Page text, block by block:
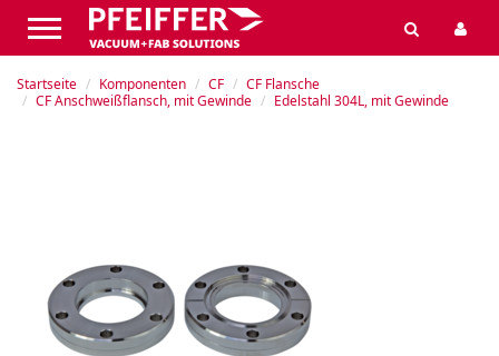
Startseite Komponenten CF
CF Flansche
CF Anschweißflansch, mit Gewinde
Edelstahl 304L, mit Gewinde